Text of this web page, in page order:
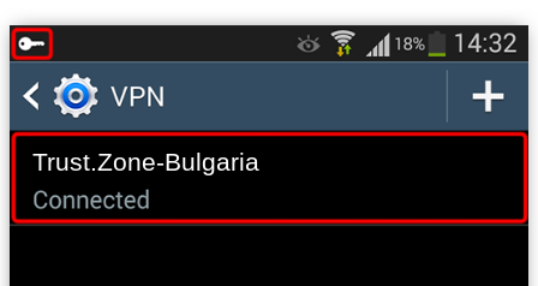
Trust.Zone-Bulgaria